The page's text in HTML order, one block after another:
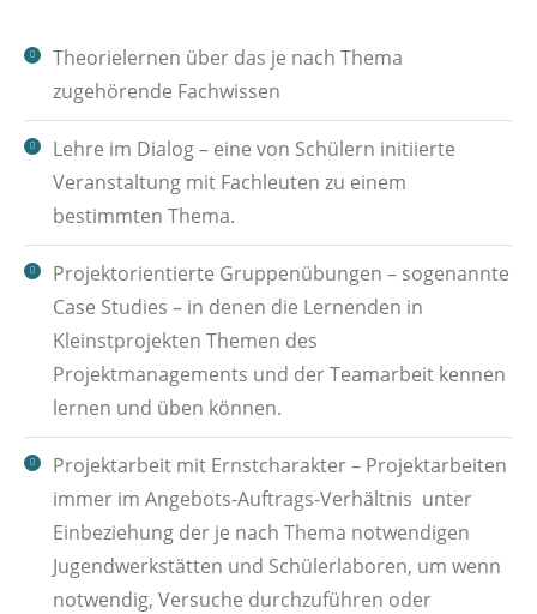
Theorielernen über das je nach Thema
zugehörende Fachwissen
Lehre im Dialog – eine von Schülern initiierte
Veranstaltung mit Fachleuten zu einem
bestimmten Thema.
Projektorientierte Gruppenübungen – sogenannte
Case Studies – in denen die Lernenden in
Kleinstprojekten Themen des
Projektmanagements und der Teamarbeit kennen
lernen und üben können.
Projektarbeit mit Ernstcharakter – Projektarbeiten
immer im Angebots-Auftrags-Verhältnis unter
Einbeziehung der je nach Thema notwendigen
Jugendwerkstätten und Schülerlaboren, um wenn
notwendig, Versuche durchzuführen oder